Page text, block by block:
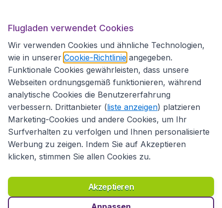
Flugladen.at
Internationale Webseiten
Richtlinien und Bedingungen
Haftungsausschluss
Datenschutzerklärung
Cookies Copyright © 2026
Flugladen verwendet Cookies
Wir verwenden Cookies und ähnliche Technologien,
wie in unserer Cookie-Richtlinie angegeben.
Funktionale Cookies gewährleisten, dass unsere
Webseiten ordnungsgemäß funktionieren, während
analytische Cookies die Benutzererfahrung
verbessern. Drittanbieter (liste anzeigen) platzieren
Marketing-Cookies und andere Cookies, um Ihr
Surfverhalten zu verfolgen und Ihnen personalisierte
Werbung zu zeigen. Indem Sie auf Akzeptieren
klicken, stimmen Sie allen Cookies zu.
Akzeptieren